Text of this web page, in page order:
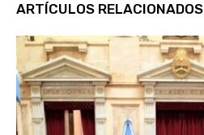
ARTÍCULOS RELACIONADOS